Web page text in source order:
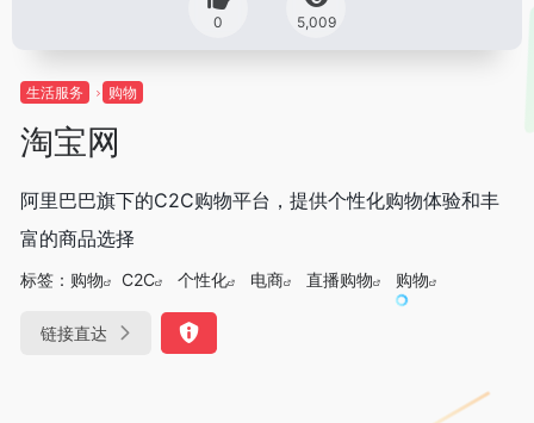
0 5,009
生活服务 购物
淘宝网
阿里巴巴旗下的C2C购物平台，提供个性化购物体验和丰
富的商品选择
标签： 购物 C2C 个性化 电商 直播购物 购物
链接直达